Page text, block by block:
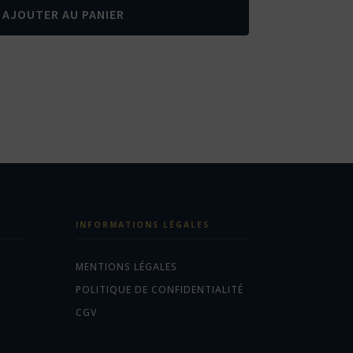
AJOUTER AU PANIER
INFORMATIONS LÉGALES
MENTIONS LÉGALES
POLITIQUE DE CONFIDENTIALITÉ
CGV